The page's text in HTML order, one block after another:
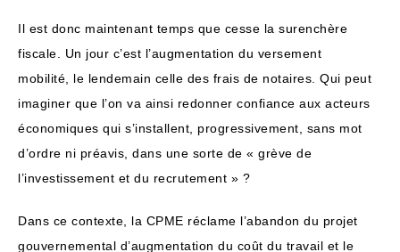
Il est donc maintenant temps que cesse la surenchère
fiscale. Un jour c’est l’augmentation du versement
mobilité, le lendemain celle des frais de notaires. Qui peut
imaginer que l’on va ainsi redonner confiance aux acteurs
économiques qui s’installent, progressivement, sans mot
d’ordre ni préavis, dans une sorte de « grève de
l’investissement et du recrutement » ?
Dans ce contexte, la CPME réclame l’abandon du projet
gouvernemental d’augmentation du coût du travail et le